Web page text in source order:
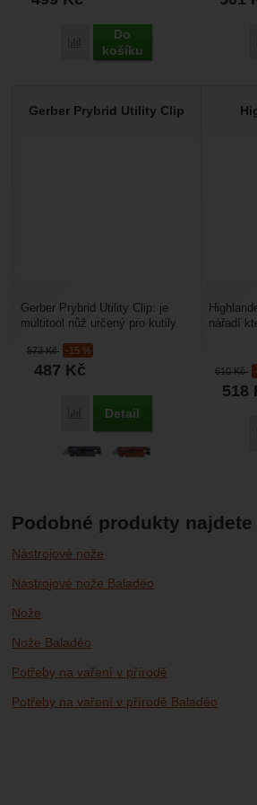
Porovnat
Do
košíku
Gerber Prybrid Utility Clip
573Kč -15 %
487 Kč
Porovnat
Detail
Gerber Prybrid Utility Clip: je
multitool nůž určený pro kutily
kombinace zalamovacího...
610Kč
518
nářadí
Podobné produkty najdete
Nástrojové nože
Nástrojové nože Baladéo
Nože
Nože Baladéo
Potřeby na vaření v přírodě
Potřeby na vaření v přírodě Baladéo